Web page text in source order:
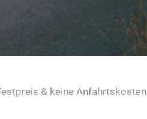
& keine Anfahrtskosten